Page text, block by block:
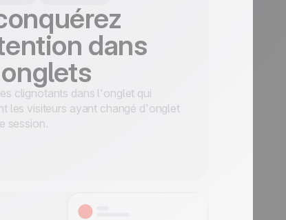
dans
clignotants dans l'onglet qui
les visiteurs ayant changé d'onglet
session.